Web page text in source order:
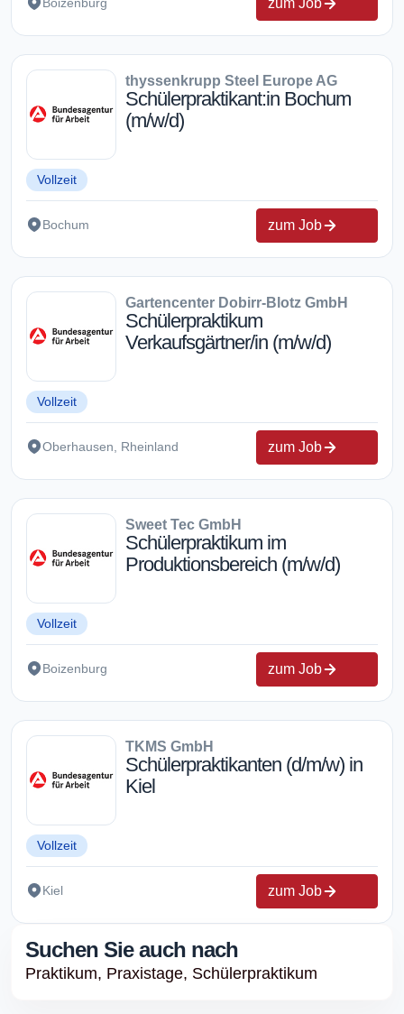
thyssenkrupp Steel Europe AG
Schülerpraktikant:in Bochum
(m/w/d)
Vollzeit
Bochum zum Job
Gartencenter Dobirr-Blotz GmbH
Schülerpraktikum
Verkaufsgärtner/in (m/w/d)
Vollzeit
Oberhausen, Rheinland zum Job
Sweet Tec GmbH
Schülerpraktikum im
Produktionsbereich (m/w/d)
Vollzeit
Boizenburg zum Job
TKMS GmbH
Schülerpraktikanten (d/m/w) in
Kiel
Vollzeit
Kiel zum Job
Suchen Sie auch nach
Praktikum, Praxistage, Schülerpraktikum